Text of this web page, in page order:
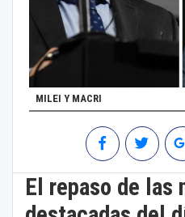
MILEI Y MACRI
El repaso de las